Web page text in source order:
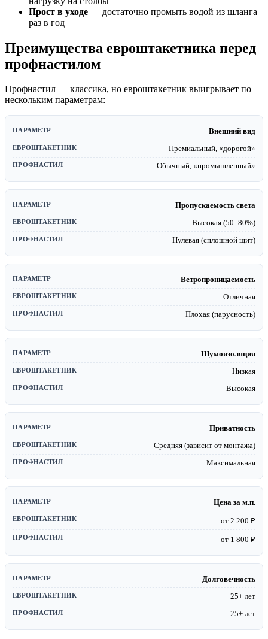
Прост в уходе — достаточно промыть водой из шланга
раз в год
Преимущества евроштакетника перед
профнастилом
Профнастил — классика, но евроштакетник выигрывает по
нескольким параметрам:
Внешний вид
Премиальный, «дорогой»
Обычный, «промышленный»
Пропускаемость света
Высокая (50–80%)
Нулевая (сплошной щит)
Ветропроницаемость
Отличная
Плохая (парусность)
Шумоизоляция
Низкая
Высокая
Приватность
Средняя (зависит от монтажа)
Максимальная
Цена за м.п.
от 2 200 ₽
от 1 800 ₽
Долговечность
25+ лет
25+ лет